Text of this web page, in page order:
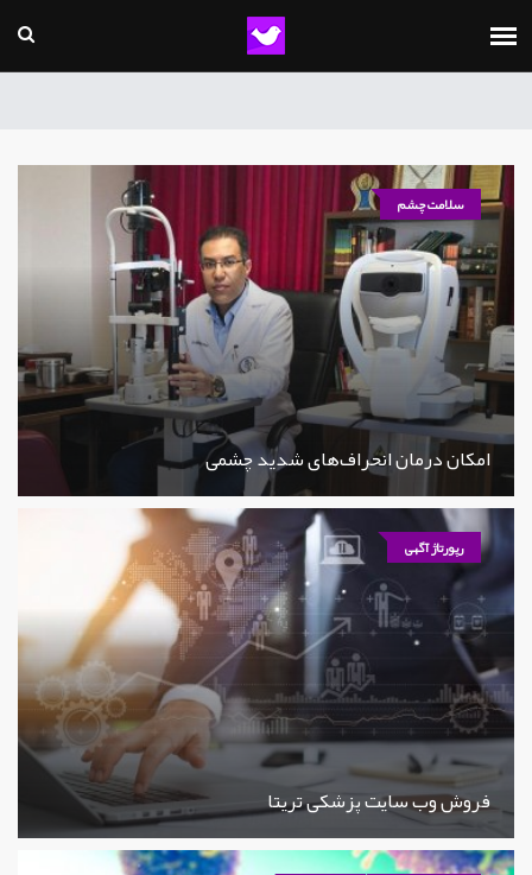
سلامت چشم
امکان درمان انحراف‌های شدید چشمی
رپورتاژ آگهی
فروش وب سایت پزشکی تریتا